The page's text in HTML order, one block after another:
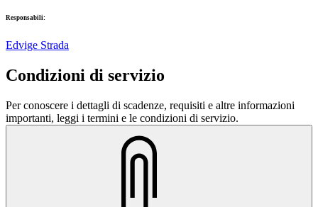
Responsabili:
Edvige Strada
Condizioni di servizio
Per conoscere i dettagli di scadenze, requisiti e altre informazioni
importanti, leggi i termini e le condizioni di servizio.